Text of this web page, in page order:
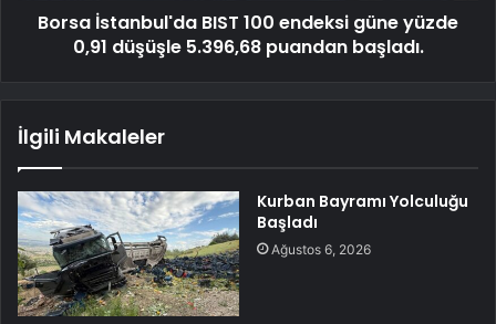
Borsa İstanbul'da BIST 100 endeksi güne yüzde
0,91 düşüşle 5.396,68 puandan başladı.
İlgili Makaleler
Kurban Bayramı Yolculuğu
Başladı
Ağustos 6, 2026